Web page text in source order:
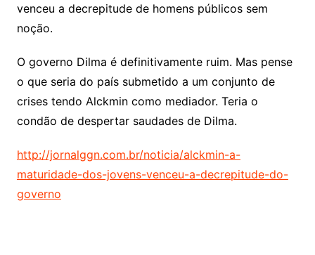
venceu a decrepitude de homens públicos sem
noção.
O governo Dilma é definitivamente ruim. Mas pense
o que seria do país submetido a um conjunto de
crises tendo Alckmin como mediador. Teria o
condão de despertar saudades de Dilma.
http://jornalggn.com.br/noticia/alckmin-a-
maturidade-dos-jovens-venceu-a-decrepitude-do-
governo